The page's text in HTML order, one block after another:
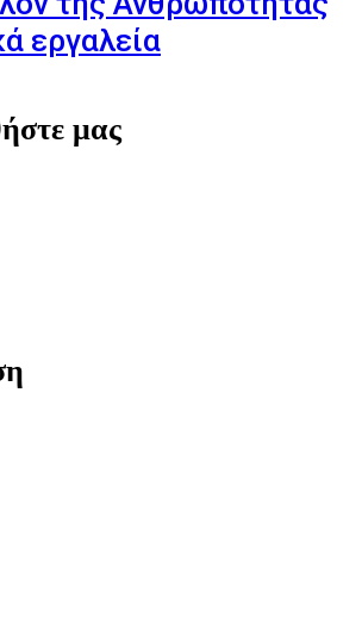
εργαλεία
μας